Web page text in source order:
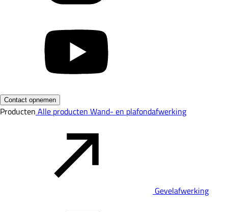
Contact opnemen
Producten Alle producten Wand- en plafondafwerking
Gevelafwerking